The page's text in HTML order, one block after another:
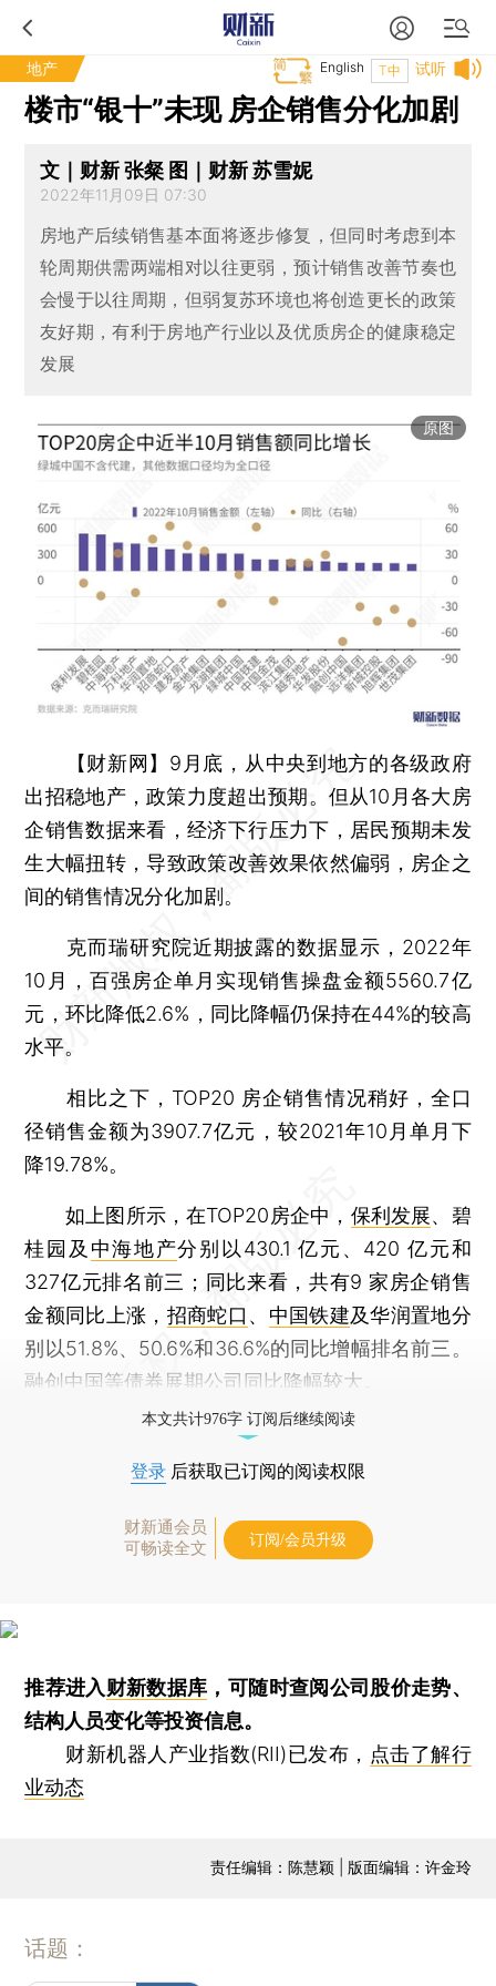
地产 试听
T中
English
楼市“银十”未现 房企销售分化加剧
文｜财新 张粲 图｜财新 苏雪妮
2022年11月09日 07:30
房地产后续销售基本面将逐步修复，但同时考虑到本
轮周期供需两端相对以往更弱，预计销售改善节奏也
会慢于以往周期，但弱复苏环境也将创造更长的政策
友好期，有利于房地产行业以及优质房企的健康稳定
发展
原图
【财新网】 9月底，从中央到地方的各级政府
出招稳地产，政策力度超出预期。但从10月各大房
企销售数据来看，经济下行压力下，居民预期未发
生大幅扭转，导致政策改善效果依然偏弱，房企之
间的销售情况分化加剧。
克而瑞研究院近期披露的数据显示，2022年
10月，百强房企单月实现销售操盘金额5560.7亿
元，环比降低2.6%，同比降幅仍保持在44%的较高
水平。
相比之下，TOP20 房企销售情况稍好，全口
径销售金额为3907.7亿元，较2021年10月单月下
降19.78%。
如上图所示，在TOP20房企中， 保利发展、碧
桂园及 中海地产分别以430.1 亿元、420 亿元和
327亿元排名前三；同比来看，共有9 家房企销售
金额同比上涨， 招商蛇口 、 中国铁建及华润置地分
别以51.8%、50.6%和36.6%的同比增幅排名前三。
融创中国等债券展期公司同比降幅较大。
本文共计976字 订阅后继续阅读
登录 后获取已订阅的阅读权限
财新通会员
可畅读全文
订阅/会员升级
推荐进入财新数据库 ，可随时查阅公司股价走势、
结构人员变化等投资信息。
财新机器人产业指数(RII)已发布， 点击了解行
业动态
责任编辑：陈慧颖 | 版面编辑：许金玲
话题：